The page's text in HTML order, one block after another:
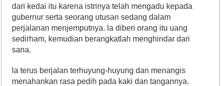
dari kedai itu karena istrinya telah mengadu kepada
gubernur serta seorang utusan sedang dalam
perjalanan menjemputnya. la diberi orang itu uang
sedirham, kemudian berangkatlah menghindar dari
sana.
la terus berjalan terhuyung-huyung dan menangis
menahankan rasa pedih pada kaki dan tangannya.